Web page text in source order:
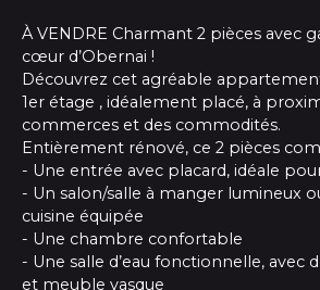
À VENDRE Charmant 2 pièces avec
cœur d’Obernai !
Découvrez cet agréable
1er étage , idéalement placé, à
commerces et des commodités.
Entièrement rénové, ce 2 pièces
- Une entrée avec placard, idéale
- Un salon/salle à manger lumineux
cuisine équipée
- Une chambre confortable
- Une salle d’eau fonctionnelle, avec
et meuble vasque